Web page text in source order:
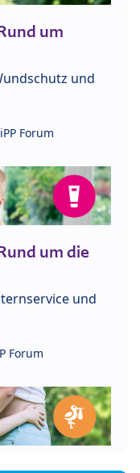
um
und
Forum
um die
und
Forum